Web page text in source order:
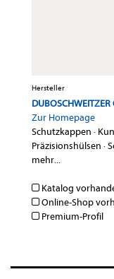
Hersteller
Zur Homepage
Schutzkappen ·
Präzisionshülsen ·
mehr...
Katalog
Online-Shop
Premium-Profil